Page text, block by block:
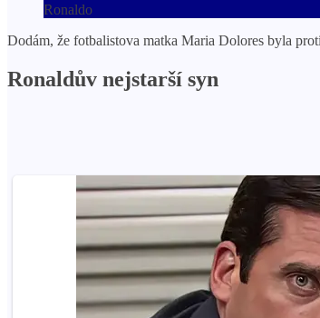
Ronaldo
Dodám, že fotbalistova matka Maria Dolores byla
Ronaldův nejstarší syn